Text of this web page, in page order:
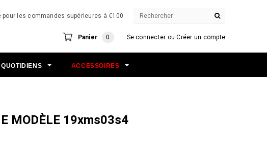
pour les commandes supérieures à €100
Se connecter ou Créer un compte
Panier 0
ACCESSOIRES
MODÈLE 19xms03s4